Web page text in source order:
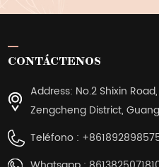
CONTÁCTENOS
Address: No.2 Shixin
Zengcheng District,
Teléfono :